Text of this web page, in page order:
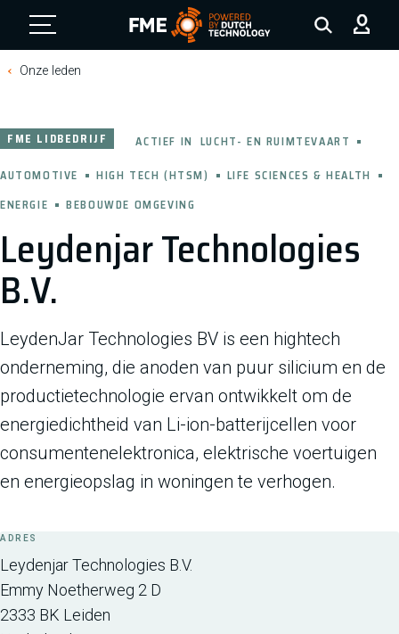
FME Logo, to the homepage
Onze leden
Leydenjar Technologies
B.V.
FME LIDBEDRIJF ACTIEF IN LUCHT- EN RUIMTEVAART
AUTOMOTIVE
HIGH TECH (HTSM)
LIFE SCIENCES & HEALTH
ENERGIE
BEBOUWDE OMGEVING
LeydenJar Technologies BV is een hightech
onderneming, die anoden van puur silicium en de
productietechnologie ervan ontwikkelt om de
energiedichtheid van Li-ion-batterijcellen voor
consumentenelektronica, elektrische voertuigen
en energieopslag in woningen te verhogen.
ADRES
Leydenjar Technologies B.V.
Emmy Noetherweg 2 D
2333 BK Leiden